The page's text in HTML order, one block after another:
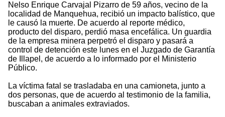
Nelso Enrique Carvajal Pizarro de 59 años, vecino de la
localidad de Manquehua, recibió un impacto balístico, que
le causó la muerte. De acuerdo al reporte médico,
producto del disparo, perdió masa encefálica. Un guardia
de la empresa minera perpetró el disparo y pasará a
control de detención este lunes en el Juzgado de Garantía
de Illapel, de acuerdo a lo informado por el Ministerio
Público.
La víctima fatal se trasladaba en una camioneta, junto a
dos personas, que de acuerdo al testimonio de la familia,
buscaban a animales extraviados.